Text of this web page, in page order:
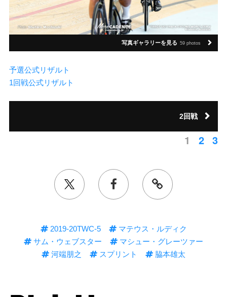
写真ギャラリーを見る 59 photos
予選公式リザルト
1回戦公式リザルト
2回戦
1 2 3
2019-20TWC-5
マテウス・ルディク
サム・ウェブスター
マシュー・グレーツァー
河端朋之
スプリント 脇本雄太